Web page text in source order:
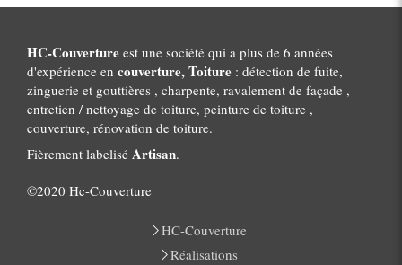
HC-Couverture est une société qui a plus de 6 années
d'expérience en couverture, Toiture : détection de fuite,
zinguerie et gouttières , charpente, ravalement de façade ,
entretien / nettoyage de toiture, peinture de toiture ,
couverture, rénovation de toiture.
Fièrement labelisé Artisan.
©2020 Hc-Couverture
HC-Couverture
Réalisations